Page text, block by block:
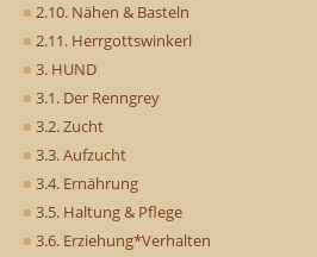
2.10. Nähen & Basteln
2.11. Herrgottswinkerl
3. HUND
3.1. Der Renngrey
3.2. Zucht
3.3. Aufzucht
3.4. Ernährung
3.5. Haltung & Pflege
3.6. Erziehung*Verhalten